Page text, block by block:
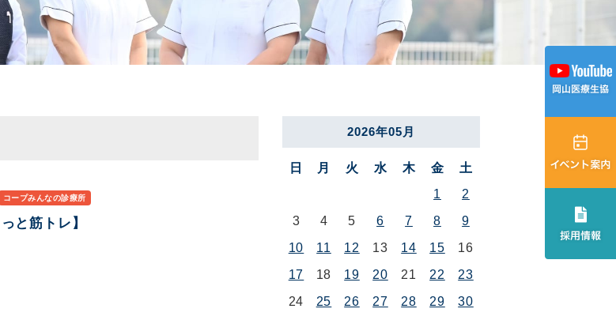
2026年05月
日 月 火 水 木 金 土
1
2
3
4 5 6 7 8
9
10
11 12 13 14 15
16
17
18 19 20 21 22
23
24
25 26 27 28 29
30
コープみんなの診療所
と筋トレ】